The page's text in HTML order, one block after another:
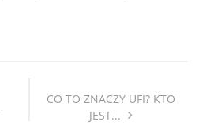
CO TO ZNACZY UFI? KTO
JEST...